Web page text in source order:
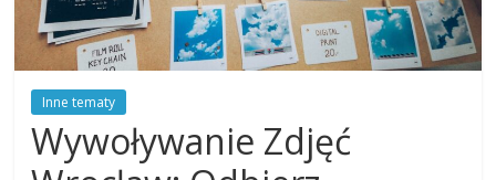
Inne tematy
Wywoływanie Zdjęć